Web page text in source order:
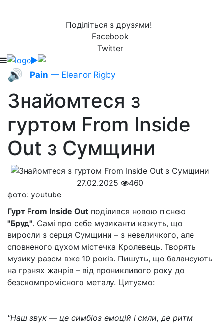
Поділіться з друзями!
Facebook
Twitter
🔊 Pain — Eleanor Rigby
Знайомтеся з
гуртом From Inside
Out з Сумщини
27.02.2025
460
фото: youtube
Гурт From Inside Out поділився новою піснею
"Бруд". Самі про себе музиканти кажуть, що
виросли з серця Сумщини – з невеличкого, але
сповненого духом містечка Кролевець. Творять
музику разом вже 10 років. Пишуть, що балансують
на гранях жанрів – від проникливого року до
безскомпромісного металу. Цитуємо:
"Наш звук — це симбіоз емоцій і сили, де ритм